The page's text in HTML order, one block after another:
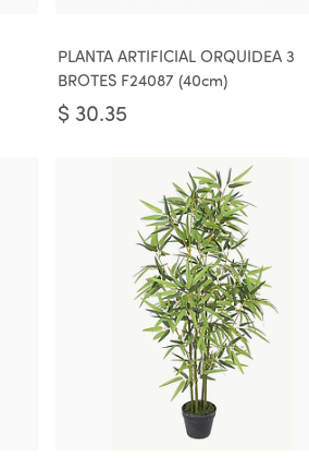
PLANTA ARTIFICIAL ORQUIDEA 3
BROTES F24087 (40cm)
$ 30.35